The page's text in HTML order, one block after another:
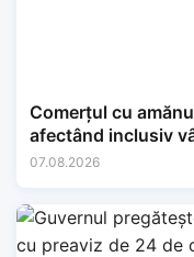
Comerțul cu
afectând inclusiv
07.08.2026